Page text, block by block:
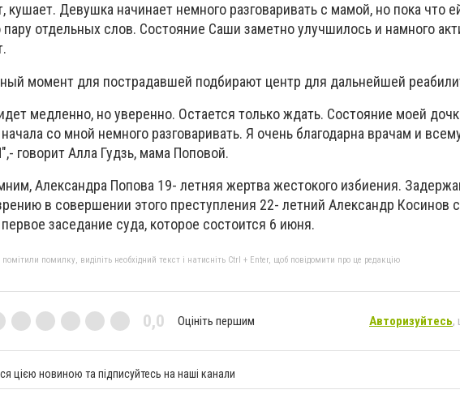
кушает. Девушка начинает немного разговаривать с мамой, но пока что
пару отдельных слов. Состояние Саши заметно улучшилось и намного
момент для пострадавшей подбирают центр для дальнейшей
медленно, но уверенно. Остается только ждать. Состояние моей
со мной немного разговаривать. Я очень благодарна врачам и
говорит Алла Гудзь, мама Поповой.
Александра Попова 19- летняя жертва жестокого избиения.
в совершении этого преступления 22- летний Александр Косинов
заседание суда, которое состоится 6 июня.
помилку, виділіть необхідний текст і натисніть Ctrl + Enter, щоб повідомити про це редакцію
0,0 Оцініть першим Авторизуйтесь,
цією новиною та підписуйтесь на наші канали